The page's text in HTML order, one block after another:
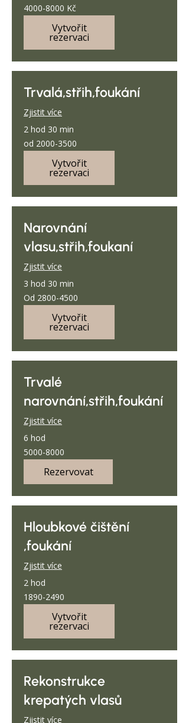
4000-
8000
Kč
4000-8000 Kč
Vytvořit
rezervaci
Trvalá,střih,foukání
Zjistit více
2 hod 30 min
2000-
3500
od 2000-3500
Vytvořit
rezervaci
Narovnání
vlasu,střih,foukaní
Zjistit více
3 hod 30 min
Od
2800-
4500
Od 2800-4500
Vytvořit
rezervaci
Trvalé
narovnání,střih,foukání
Zjistit více
6 hod
5000-
8000
5000-8000
Rezervovat
Hloubkové čištění
,foukání
Zjistit více
2 hod
1890-
2490
1890-2490
Vytvořit
rezervaci
Rekonstrukce
krepatých vlasů
Zjistit více